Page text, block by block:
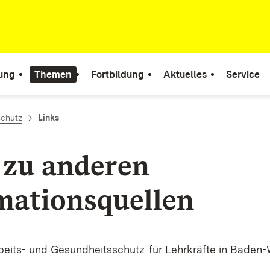
Themen Fortbildung Aktuelles Service
Links
anderen
und Gesundheitsschutz (Öffnet in neuem
für Lehrkräfte in Baden-